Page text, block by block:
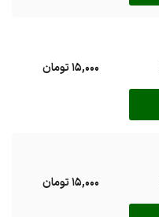
15,000 تومان
15,000 تومان